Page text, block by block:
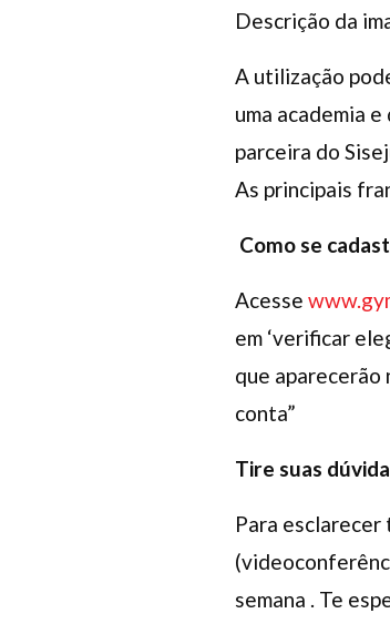
Descrição da
A utilização
uma academia
parceira do
As principais
Como se
Acesse
em ‘verificar
que aparecerão
conta”
Tire suas
Para esclarecer
semana . Te